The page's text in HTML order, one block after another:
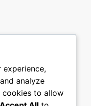
experience,
analyze
cookies to allow